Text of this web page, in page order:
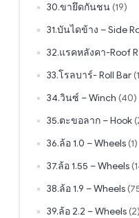
30.ขายึดกันชน (19)
31.บันไดข้าง – Side
32.แรคหลังคา-Roof
33.โรลบาร์- Roll Bar
34.วินซ์ – Winch (40)
35.ตะขอลาก – Hook
36.ล้อ 1.0 – Wheels (1)
37.ล้อ 1.55 – Wheels
38.ล้อ 1.9 – Wheels
39.ล้อ 2.2 – Wheels (2)